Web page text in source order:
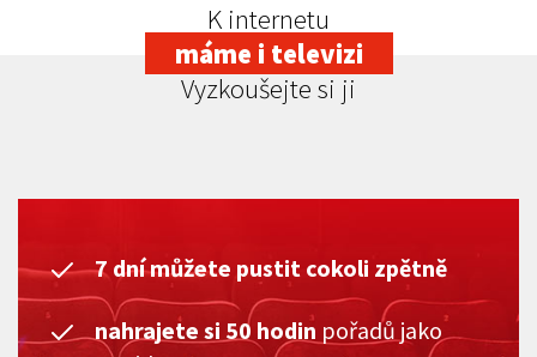
K internetu
máme i televizi
Vyzkoušejte si ji
7 dní můžete pustit cokoli zpětně
nahrajete si 50 hodin pořadů jako